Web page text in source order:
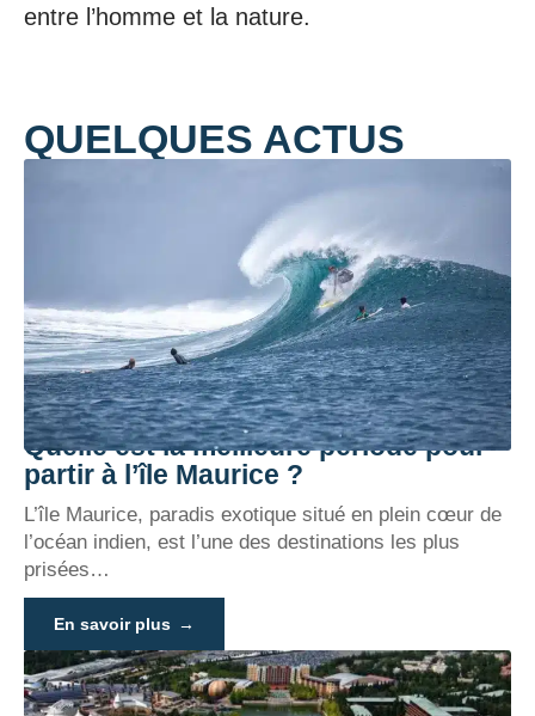
entre l’homme et la nature.
QUELQUES ACTUS
Quelle est la meilleure période pour
partir à l’île Maurice ?
L’île Maurice, paradis exotique situé en plein cœur de
l’océan indien, est l’une des destinations les plus
prisées…
En savoir plus